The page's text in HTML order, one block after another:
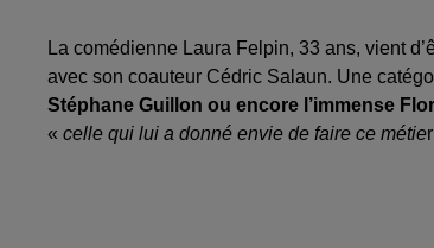
La comédienne Laura Felpin, 33 ans, vient
avec son coauteur Cédric Salaun. Une
Stéphane Guillon ou encore l’immense
« celle qui lui a donné envie de faire ce métie